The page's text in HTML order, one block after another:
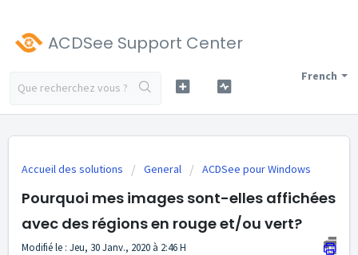
ACDSee Support Center
French
Accueil des solutions General ACDSee pour Windows
Pourquoi mes images sont-elles affichées
avec des régions en rouge et/ou vert?
Modifié le : Jeu, 30 Janv., 2020 à 2:46 H